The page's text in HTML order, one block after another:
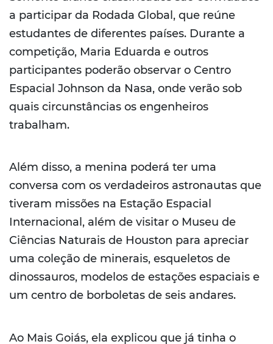
a participar da Rodada Global, que reúne
estudantes de diferentes países. Durante a
competição, Maria Eduarda e outros
participantes poderão observar o Centro
Espacial Johnson da Nasa, onde verão sob
quais circunstâncias os engenheiros
trabalham.
Além disso, a menina poderá ter uma
conversa com os verdadeiros astronautas que
tiveram missões na Estação Espacial
Internacional, além de visitar o Museu de
Ciências Naturais de Houston para apreciar
uma coleção de minerais, esqueletos de
dinossauros, modelos de estações espaciais e
um centro de borboletas de seis andares.
Ao Mais Goiás, ela explicou que já tinha o